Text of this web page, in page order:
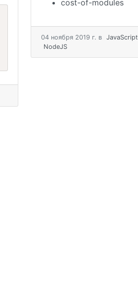
cost-of-modules
04 ноября 2019 г. в JavaScript
NodeJS